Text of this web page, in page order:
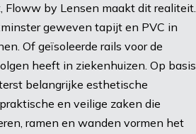
by Lensen maakt dit realiteit.
geweven tapijt en PVC in
Of geïsoleerde rails voor de
heeft in ziekenhuizen. Op basis
belangrijke esthetische
en veilige zaken die
ramen en wanden vormen het